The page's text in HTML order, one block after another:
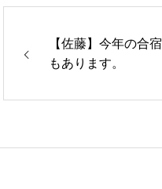
【佐藤】今年の合
もあります。